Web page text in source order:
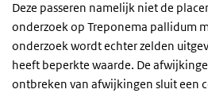
Deze passeren namelijk niet de
onderzoek op Treponema pallidum
onderzoek wordt echter zelden
heeft beperkte waarde. De
ontbreken van afwijkingen sluit een